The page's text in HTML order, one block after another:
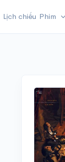
Lịch chiếu Phim